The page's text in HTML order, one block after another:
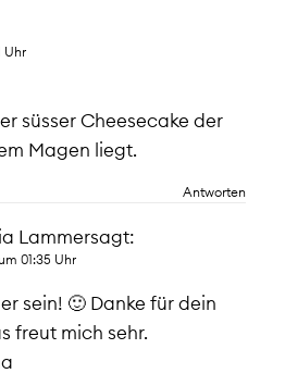
Uhr
süsser Cheesecake der
Magen liegt.
Antworten
Lammersagt:
01:35 Uhr
sein! 🙂 Danke für dein
freut mich sehr.